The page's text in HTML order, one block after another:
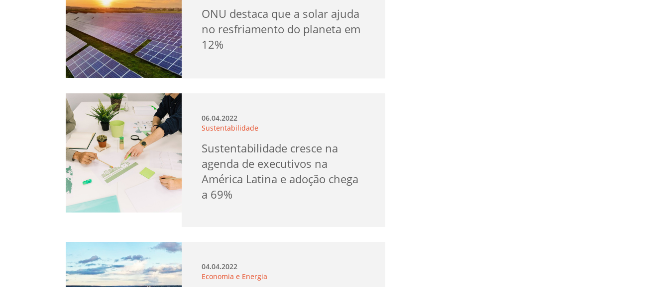
ONU destaca que a solar ajuda
no resfriamento do planeta em
12%
06.04.2022
Sustentabilidade
Sustentabilidade cresce na
agenda de executivos na
América Latina e adoção chega
a 69%
04.04.2022
Economia e Energia